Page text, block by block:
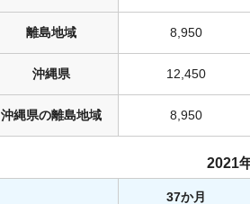
離島地域 8,950
沖縄県 12,450
沖縄県の離島地域 8,950
2021
37か月